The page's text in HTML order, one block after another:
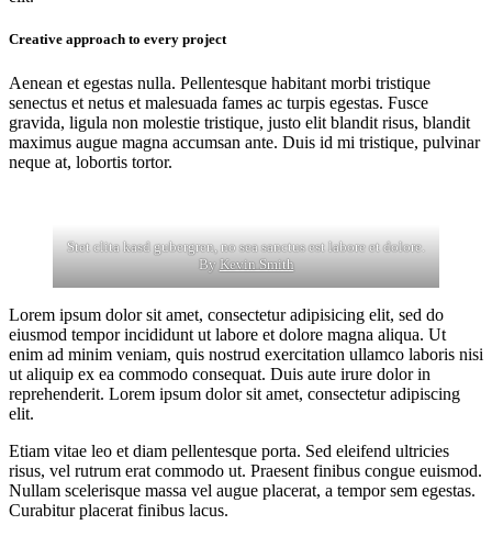
Creative approach to every project
Aenean et egestas nulla. Pellentesque habitant morbi tristique
senectus et netus et malesuada fames ac turpis egestas. Fusce
gravida, ligula non molestie tristique, justo elit blandit risus, blandit
maximus augue magna accumsan ante. Duis id mi tristique, pulvinar
neque at, lobortis tortor.
Stet clita kasd gubergren, no sea sanctus est labore et dolore.
By Kevin Smith
Lorem ipsum dolor sit amet, consectetur adipisicing elit, sed do
eiusmod tempor incididunt ut labore et dolore magna aliqua. Ut
enim ad minim veniam, quis nostrud exercitation ullamco laboris nisi
ut aliquip ex ea commodo consequat. Duis aute irure dolor in
reprehenderit. Lorem ipsum dolor sit amet, consectetur adipiscing
elit.
Etiam vitae leo et diam pellentesque porta. Sed eleifend ultricies
risus, vel rutrum erat commodo ut. Praesent finibus congue euismod.
Nullam scelerisque massa vel augue placerat, a tempor sem egestas.
Curabitur placerat finibus lacus.